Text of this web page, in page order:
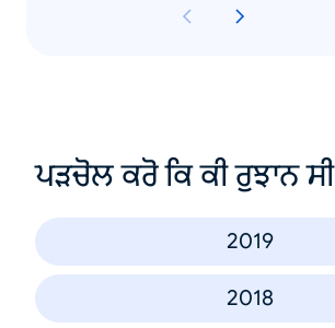
ਪੜਚੋਲ ਕਰੋ ਕਿ ਕੀ ਰੁਝਾਨ ਸੀ
2019
2018